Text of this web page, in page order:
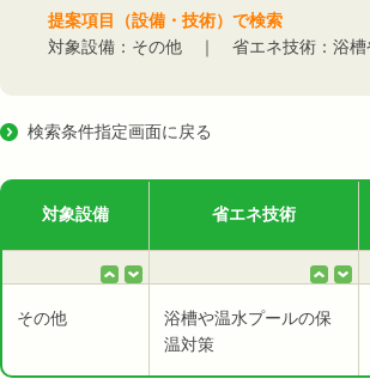
提案項目（設備・技術）で検索
対象設備：その他 ｜ 省エネ技術：浴槽
検索条件指定画面に戻る
対象設備 省エネ技術
その他
浴槽や温水プールの保
温対策